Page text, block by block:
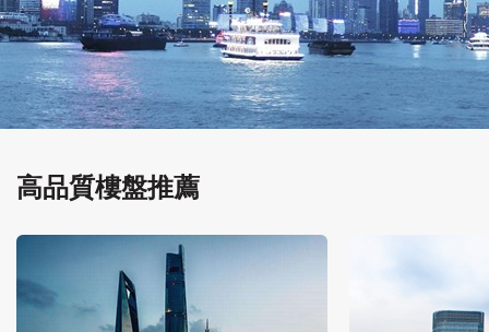
高品質樓盤推薦